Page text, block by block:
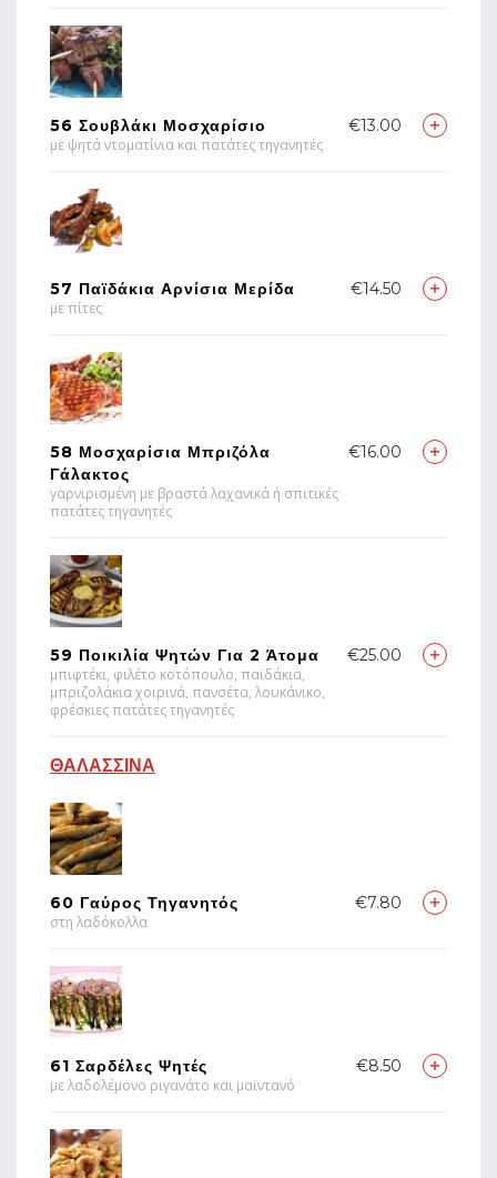
56 Σουβλάκι Μοσχαρίσιο
με ψητά ντοματίνια και πατάτες τηγανητές
€13.00
57 Παϊδάκια Αρνίσια Μερίδα
με πίτες
€14.50
58 Μοσχαρίσια Μπριζόλα
Γάλακτος
γαρνιρισμένη με βραστά λαχανικά ή σπιτικές
πατάτες τηγανητές
€16.00
59 Ποικιλία Ψητών Για 2 Άτομα
μπιφτέκι, φιλέτο κοτόπουλο, παϊδάκια,
μπριζολάκια χοιρινά, πανσέτα, λουκάνικο,
φρέσκιες πατάτες τηγανητές
€25.00
ΘΑΛΑΣΣΙΝΑ
60 Γαύρος Τηγανητός
στη λαδόκολλα
€7.80
61 Σαρδέλες Ψητές
με λαδολέμονο ριγανάτο και μαϊντανό
€8.50